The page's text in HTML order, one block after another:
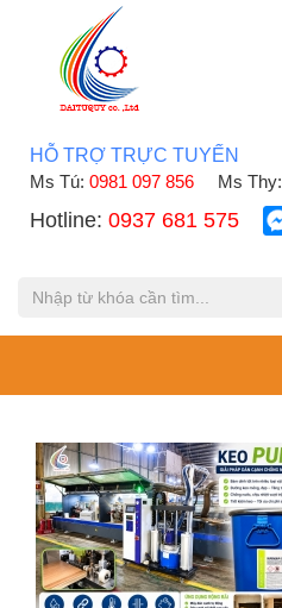
HỖ TRỢ TRỰC TUYẾN
Ms Tú: 0981 097 856 Ms Thy:
Hotline: 0937 681 575